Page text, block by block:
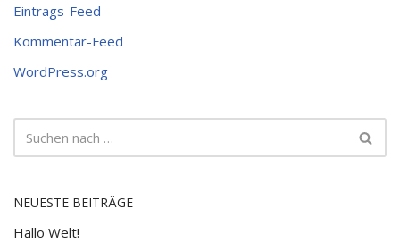
Eintrags-Feed
Kommentar-Feed
WordPress.org
NEUESTE BEITRÄGE
Hallo Welt!